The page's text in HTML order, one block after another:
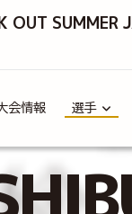
SUMMER
会情報 選手